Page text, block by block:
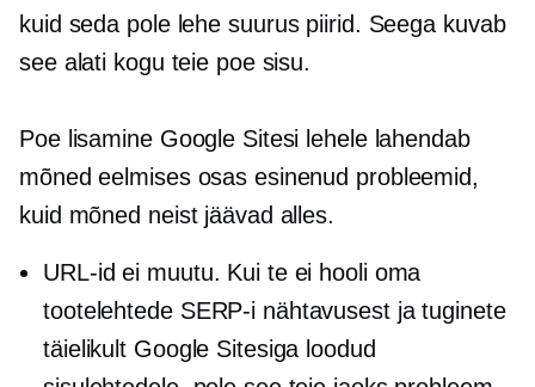
kuid seda pole lehe suuruspiirid. Seega kuvab
see alati kogu teie poe sisu.
Poe lisamine Google Sitesi lehele lahendab
mõned eelmises osas esinenud probleemid,
kuid mõned neist jäävad alles.
URL-id ei muutu. Kui te ei hooli oma
tootelehtede SERP-i nähtavusest ja tuginete
täielikult Google Sitesiga loodud